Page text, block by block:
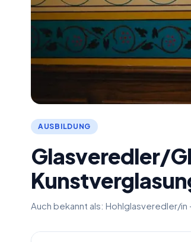
AUSBILDUNG
Glasveredler/
Auch bekannt als: Hohlglasveredler/in